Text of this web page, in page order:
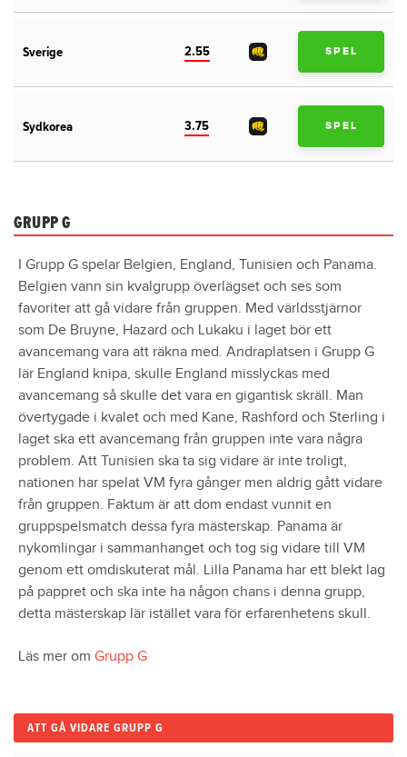
Sverige 2.55 SPEL
Sydkorea 3.75 SPEL
GRUPP G
I Grupp G spelar Belgien, England, Tunisien och Panama.
Belgien vann sin kvalgrupp överlägset och ses som
favoriter att gå vidare från gruppen. Med världsstjärnor
som De Bruyne, Hazard och Lukaku i laget bör ett
avancemang vara att räkna med. Andraplatsen i Grupp G
lär England knipa, skulle England misslyckas med
avancemang så skulle det vara en gigantisk skräll. Man
övertygade i kvalet och med Kane, Rashford och Sterling i
laget ska ett avancemang från gruppen inte vara några
problem. Att Tunisien ska ta sig vidare är inte troligt,
nationen har spelat VM fyra gånger men aldrig gått vidare
från gruppen. Faktum är att dom endast vunnit en
gruppspelsmatch dessa fyra mästerskap. Panama är
nykomlingar i sammanhanget och tog sig vidare till VM
genom ett omdiskuterat mål. Lilla Panama har ett blekt lag
på pappret och ska inte ha någon chans i denna grupp,
detta mästerskap lär istället vara för erfarenhetens skull.
Läs mer om Grupp G
ATT GÅ VIDARE GRUPP G